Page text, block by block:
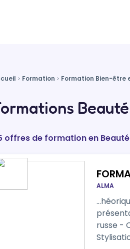
Formation Formation Bien-être
offres de formation en
ALMA
russe -